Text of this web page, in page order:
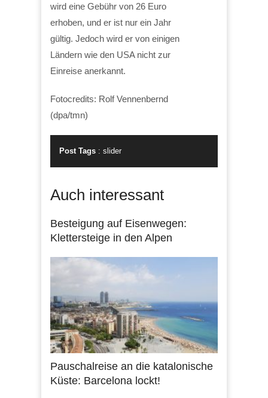
wird eine Gebühr von 26 Euro
erhoben, und er ist nur ein Jahr
gültig. Jedoch wird er von einigen
Ländern wie den USA nicht zur
Einreise anerkannt.
Fotocredits: Rolf Vennenbernd
(dpa/tmn)
Post Tags : slider
Auch interessant
Besteigung auf Eisenwegen:
Klettersteige in den Alpen
Pauschalreise an die katalonische
Küste: Barcelona lockt!